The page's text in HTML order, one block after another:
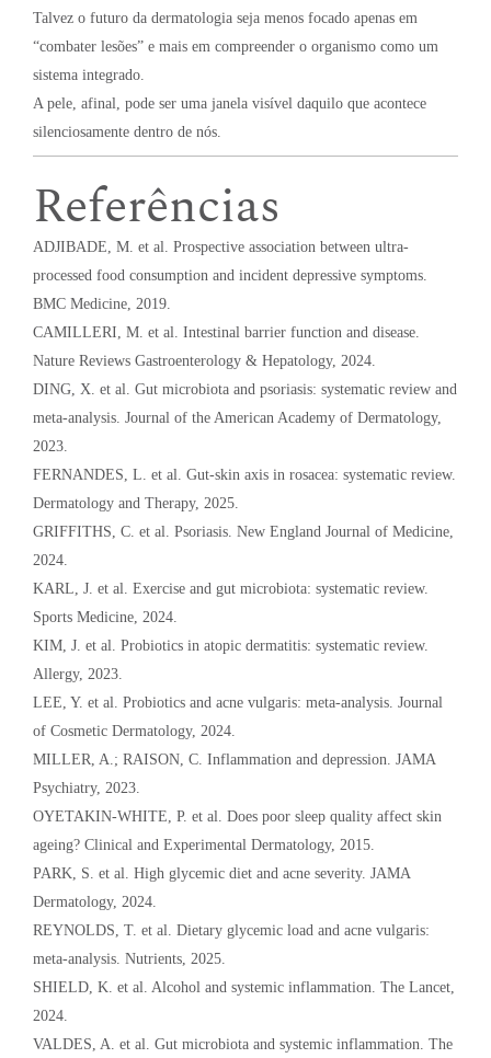
Talvez o futuro da dermatologia seja menos focado apenas em
“combater lesões” e mais em compreender o organismo como um
sistema integrado.
A pele, afinal, pode ser uma janela visível daquilo que acontece
silenciosamente dentro de nós.
Referências
ADJIBADE, M. et al. Prospective association between ultra-
processed food consumption and incident depressive symptoms.
BMC Medicine, 2019.
CAMILLERI, M. et al. Intestinal barrier function and disease.
Nature Reviews Gastroenterology & Hepatology, 2024.
DING, X. et al. Gut microbiota and psoriasis: systematic review and
meta-analysis. Journal of the American Academy of Dermatology,
2023.
FERNANDES, L. et al. Gut-skin axis in rosacea: systematic review.
Dermatology and Therapy, 2025.
GRIFFITHS, C. et al. Psoriasis. New England Journal of Medicine,
2024.
KARL, J. et al. Exercise and gut microbiota: systematic review.
Sports Medicine, 2024.
KIM, J. et al. Probiotics in atopic dermatitis: systematic review.
Allergy, 2023.
LEE, Y. et al. Probiotics and acne vulgaris: meta-analysis. Journal
of Cosmetic Dermatology, 2024.
MILLER, A.; RAISON, C. Inflammation and depression. JAMA
Psychiatry, 2023.
OYETAKIN-WHITE, P. et al. Does poor sleep quality affect skin
ageing? Clinical and Experimental Dermatology, 2015.
PARK, S. et al. High glycemic diet and acne severity. JAMA
Dermatology, 2024.
REYNOLDS, T. et al. Dietary glycemic load and acne vulgaris:
meta-analysis. Nutrients, 2025.
SHIELD, K. et al. Alcohol and systemic inflammation. The Lancet,
2024.
VALDES, A. et al. Gut microbiota and systemic inflammation. The